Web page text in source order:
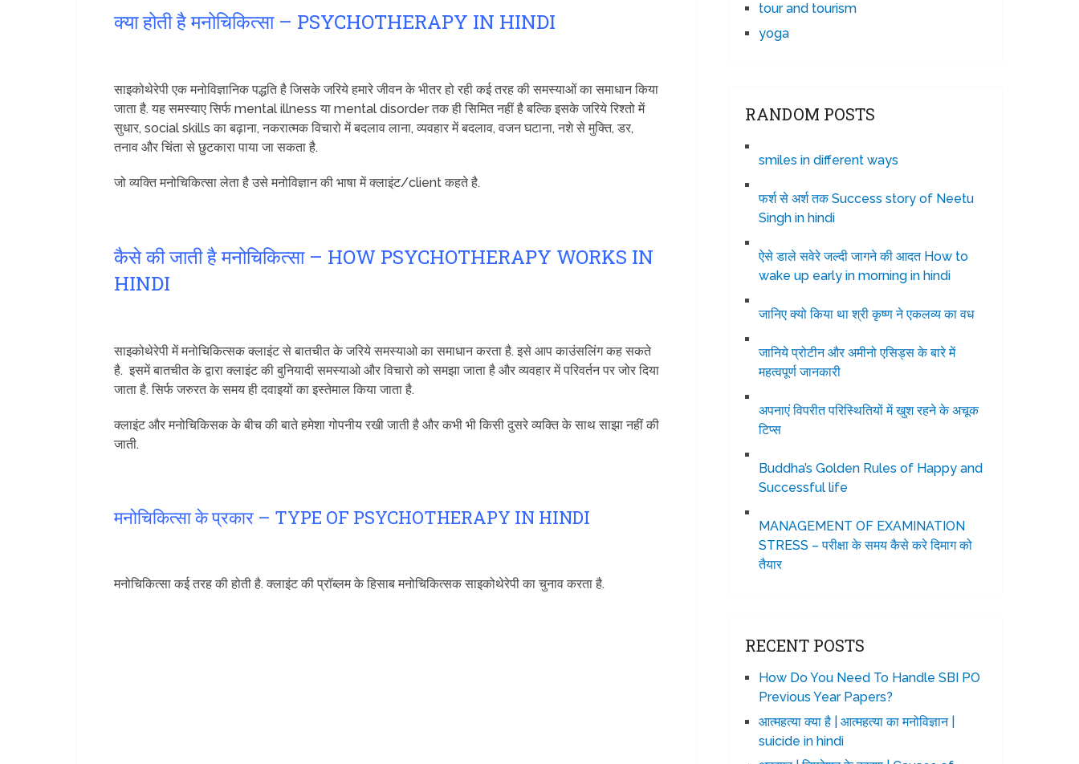
क्या होती है मनोचिकित्सा – PSYCHOTHERAPY IN HINDI
साइकोथेरेपी एक मनोविज्ञानिक पद्धति है जिसके जरिये हमारे जीवन के भीतर हो रही कई तरह की समस्याओं का समाधान किया
जाता है. यह समस्याए सिर्फ mental illness या mental disorder तक ही सिमित नहीं है बल्कि इसके जरिये रिश्तो में
सुधार, social skills का बढ़ाना, नकरात्मक विचारो में बदलाव लाना, व्यवहार में बदलाव, वजन घटाना, नशे से मुक्ति, डर,
तनाव और चिंता से छुटकारा पाया जा सकता है.
जो व्यक्ति मनोचिकित्सा लेता है उसे मनोविज्ञान की भाषा में क्लाइंट/client कहते है.
कैसे की जाती है मनोचिकित्सा – HOW PSYCHOTHERAPY WORKS IN
HINDI
साइकोथेरेपी में मनोचिकित्सक क्लाइंट से बातचीत के जरिये समस्याओ का समाधान करता है. इसे आप काउंसलिंग कह सकते
है. इसमें बातचीत के द्वारा क्लाइंट की बुनियादी समस्याओ और विचारो को समझा जाता है और व्यवहार में परिवर्तन पर जोर दिया
जाता है. सिर्फ जरुरत के समय ही दवाइयों का इस्तेमाल किया जाता है.
क्लाइंट और मनोचिकिसक के बीच की बाते हमेशा गोपनीय रखी जाती है और कभी भी किसी दुसरे व्यक्ति के साथ साझा नहीं की
जाती.
मनोचिकित्सा के प्रकार – TYPE OF PSYCHOTHERAPY IN HINDI
मनोचिकित्सा कई तरह की होती है. क्लाइंट की प्रॉब्लम के हिसाब मनोचिकित्सक साइकोथेरेपी का चुनाव करता है.
tour and tourism
yoga
RANDOM POSTS
smiles in different ways
फर्श से अर्श तक Success story of Neetu
Singh in hindi
ऐसे डाले सवेरे जल्दी जागने की आदत How to
wake up early in morning in hindi
जानिए क्यो किया था श्री कृष्ण ने एकलव्य का वध
जानिये प्रोटीन और अमीनो एसिड्स के बारे में
महत्वपूर्ण जानकारी
अपनाएं विपरीत परिस्थितियों में खुश रहने के अचूक
टिप्स
Buddha’s Golden Rules of Happy and
Successful life
MANAGEMENT OF EXAMINATION
STRESS – परीक्षा के समय कैसे करे दिमाग को
तैयार
RECENT POSTS
How Do You Need To Handle SBI PO
Previous Year Papers?
आत्महत्या क्या है | आत्महत्या का मनोविज्ञान |
suicide in hindi